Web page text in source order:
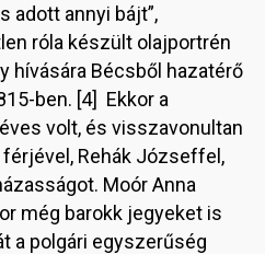
adott annyi bájt”,
róla készült olajportrén
hívására Bécsből hazatérő
ben. [4] Ekkor a
volt, és visszavonultan
Rehák Józseffel,
Moór Anna
még barokk jegyeket is
a polgári egyszerűség